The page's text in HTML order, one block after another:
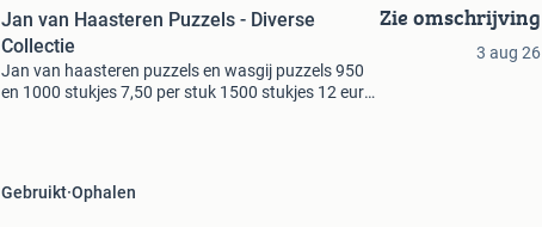
Jan van Haasteren Puzzels - Diverse
Collectie
Jan van haasteren puzzels en wasgij puzzels 950
en 1000 stukjes 7,50 per stuk 1500 stukjes 12 euro
Gebruikt Ophalen
Zie omschrijving
3 aug 26